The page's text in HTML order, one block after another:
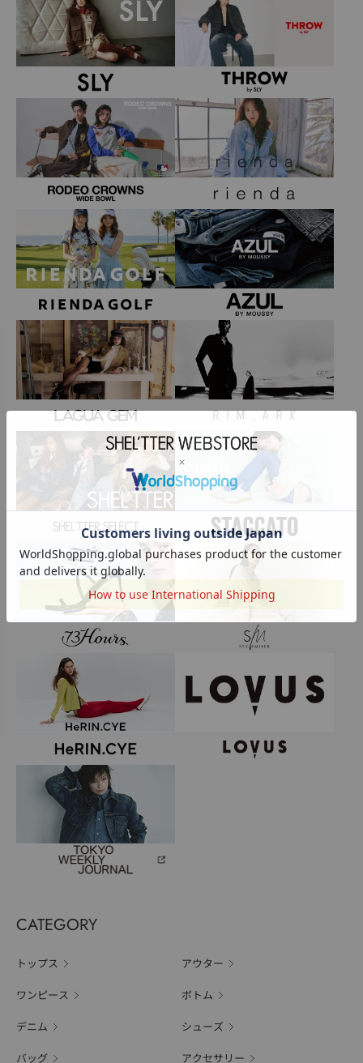
CATEGORY
トップス アウター
ワンピース ボトム
デニム シューズ
バッグ アクセサリー